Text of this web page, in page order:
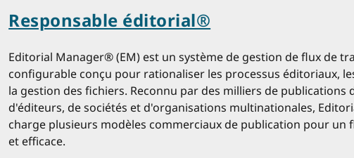
Responsable éditorial®
Editorial Manager® (EM) est un système de gestion de flux de
configurable conçu pour rationaliser les processus éditoriaux,
la gestion des fichiers. Reconnu par des milliers de publications
d'éditeurs, de sociétés et d'organisations multinationales,
charge plusieurs modèles commerciaux de publication pour un
et efficace.